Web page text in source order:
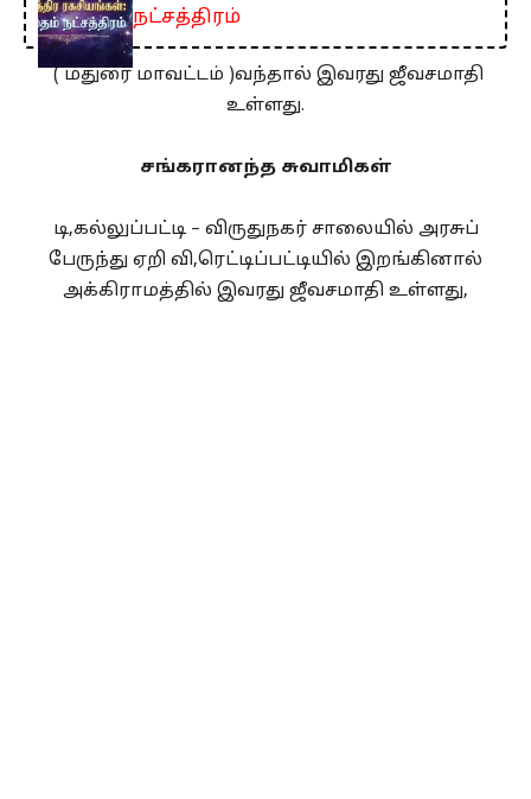
நட்சத்திரம்
( மதுரை மாவட்டம் )வந்தால் இவரது ஜீவசமாதி
உள்ளது.
சங்கரானந்த சுவாமிகள்
டி,கல்லுப்பட்டி – விருதுநகர் சாலையில் அரசுப்
பேருந்து ஏறி வி,ரெட்டிப்பட்டியில் இறங்கினால்
அக்கிராமத்தில் இவரது ஜீவசமாதி உள்ளது,